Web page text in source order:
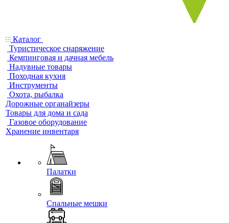
Каталог
Туристическое снаряжение
Кемпинговая и дачная мебель
Надувные товары
Походная кухня
Инструменты
Охота, рыбалка
Дорожные органайзеры
Товары для дома и сада
Газовое оборудование
Хранение инвентаря
Палатки
Спальные мешки